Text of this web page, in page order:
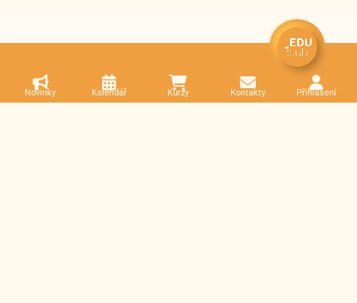
Novinky Kalendář Kurzy Kontakty Přihlášení